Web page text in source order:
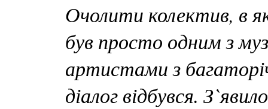
Очолити колектив, в
був просто одним з
артистами з
діалог відбувся.